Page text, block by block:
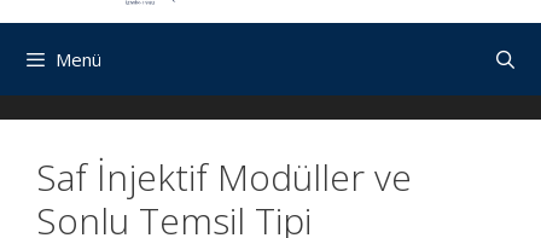
Menü
Saf İnjektif Modüller ve
Sonlu Temsil Tipi